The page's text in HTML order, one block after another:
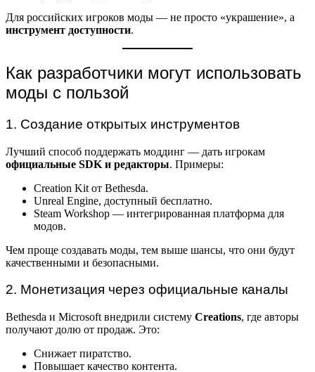
Для российских игроков моды — не просто «украшение», а
инструмент доступности.
Как разработчики могут использовать
моды с пользой
1. Создание открытых инструментов
Лучший способ поддержать моддинг — дать игрокам
официальные SDK и редакторы. Примеры:
Creation Kit от Bethesda.
Unreal Engine, доступный бесплатно.
Steam Workshop — интегрированная платформа для
модов.
Чем проще создавать моды, тем выше шансы, что они будут
качественными и безопасными.
2. Монетизация через официальные каналы
Bethesda и Microsoft внедрили систему Creations, где авторы
получают долю от продаж. Это:
Снижает пиратство.
Повышает качество контента.